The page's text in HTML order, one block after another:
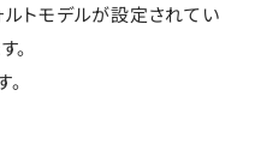
トモデルが設定されてい
。